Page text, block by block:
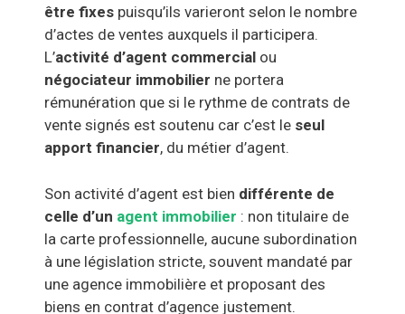
être fixes puisqu’ils varieront selon le nombre
d’actes de ventes auxquels il participera.
L’activité d’agent commercial ou
négociateur immobilier ne portera
rémunération que si le rythme de contrats de
vente signés est soutenu car c’est le seul
apport financier, du métier d’agent.
Son activité d’agent est bien différente de
celle d’un agent immobilier : non titulaire de
la carte professionnelle, aucune subordination
à une législation stricte, souvent mandaté par
une agence immobilière et proposant des
biens en contrat d’agence justement.